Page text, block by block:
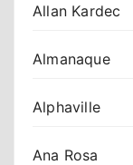
Allan Kardec
Almanaque
Alphaville
Ana Rosa